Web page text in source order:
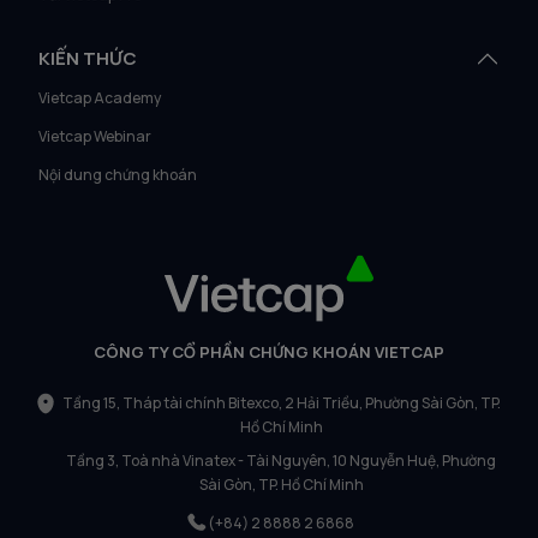
KIẾN THỨC
Vietcap Academy
Vietcap Webinar
Nội dung chứng khoán
CÔNG TY CỔ PHẦN CHỨNG KHOÁN VIETCAP
Tầng 15, Tháp tài chính Bitexco, 2 Hải Triều, Phường Sài Gòn, TP.
Hồ Chí Minh
Tầng 3, Toà nhà Vinatex - Tài Nguyên, 10 Nguyễn Huệ, Phường
Sài Gòn, TP. Hồ Chí Minh
(+84) 2 8888 2 6868